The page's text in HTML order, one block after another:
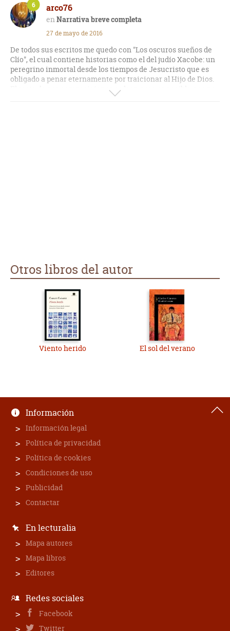
arco76
Narrativa breve completa
6
27 de mayo de 2016
De todos sus escritos me quedo con "Los oscuros sueños de
Clío", el cual contiene historias como el del judío Xacobe: un
peregrino inmortal desde los tiempos de Jesucristo que es
obligado a penar eternamente por traicionar al Hijo de Dios.
El resto de sus composiciones se leen pero es posible que no
Otros libros del autor
Viento herido El sol del verano
Información
Información legal
Política de privacidad
Política de cookies
Condiciones de uso
Publicidad
Contactar
En lecturalia
Mapa autores
Mapa libros
Editores
Redes sociales
Facebook
Twitter